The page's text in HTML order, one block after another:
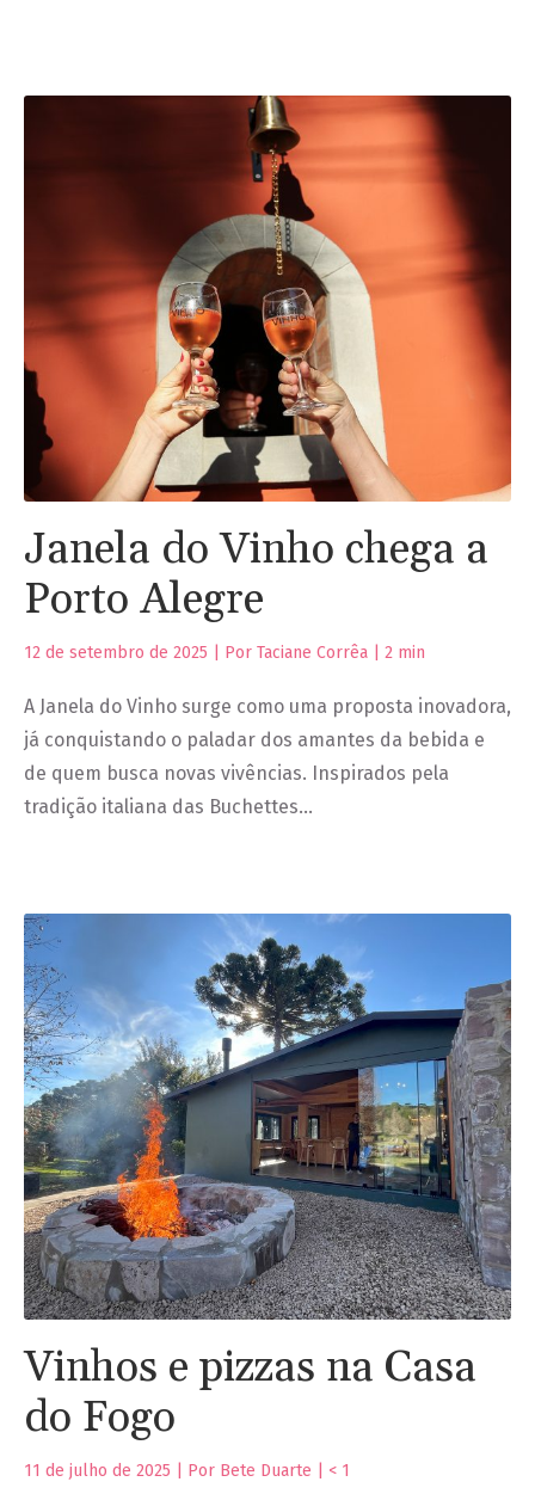
Janela do Vinho chega a
Porto Alegre
12 de setembro de 2025 | Por Taciane Corrêa | 2 min
A Janela do Vinho surge como uma proposta inovadora,
já conquistando o paladar dos amantes da bebida e
de quem busca novas vivências. Inspirados pela
tradição italiana das Buchettes…
Vinhos e pizzas na Casa
do Fogo
11 de julho de 2025 | Por Bete Duarte | < 1